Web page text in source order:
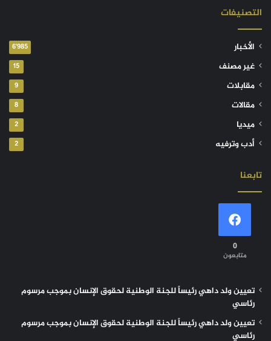
التصنيفات
الأخبار 6٬985
غير مصنف 15
مقابلات 9
مقالات 8
ميديا 2
أدب وترفيه 2
تابعنا
0
متابعون
تعيين ولد داهي رئيساً للجنة الوطنية لحقوق الإنسان بموجب مرسوم
رئاسي
تعيين ولد داهي رئيساً للجنة الوطنية لحقوق الإنسان بموجب مرسوم
رئاسي